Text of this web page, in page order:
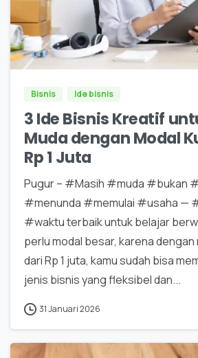
Bisnis Ide bisnis
3 Ide Bisnis Kreatif
Muda dengan Modal
Rp 1 Juta
Pugur – #Masih #muda #bukan
#menunda #memulai #usaha —
#waktu terbaik untuk belajar
perlu modal besar, karena dengan
dari Rp 1 juta, kamu sudah bisa
jenis bisnis yang fleksibel dan...
31 Januari 2026